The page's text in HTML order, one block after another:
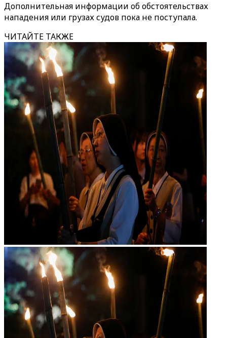
Дополнительная информации об обстоятельствах
нападения или грузах судов пока не поступала.
ЧИТАЙТЕ ТАКЖЕ